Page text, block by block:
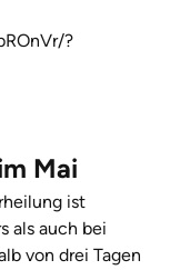
?
Mai
ist
als auch bei
von drei Tagen